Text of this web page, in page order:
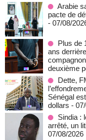
Arabie
pacte de
- 07/08/
Plus de
ans
deuxième
Dette,
Sénégal
dollars -
Sindia :
arrêté, un
07/08/2026